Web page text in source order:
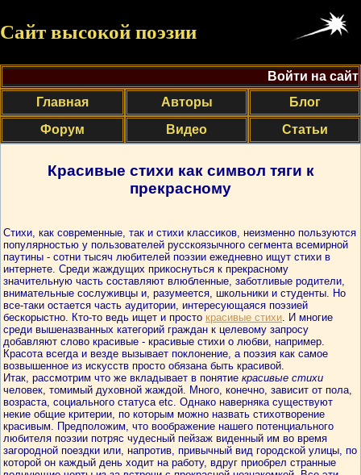
Сайт высокой поэзии
Войти на сайт
Главная
Авторы
Блог
Форум
Видео Статьи
Красивые стихи как символ тяги к
прекрасному
Стихи, как современные, так и стихи классиков, неизменно пользуются
популярностью у пользователей русскоязычного сегмента всемирной
паутины - сотни тысяч любителей поэзии ежедневно ищут стихи в
интернете. Среди жаждущих прикоснуться к прекрасному
значительную часть составляют влюбленные, заботливые родители,
внимательные сослуживцы и, разумеется, школьники и студенты. Но
все-таки остается часть аудитории, интересующаяся поэзией
бескорыстно. Кто-то ведь ищет и просто красивые стихи. И многие
среди вышеназванных категорий граждан к целевому запросу
добавляют слово красивые - красивые стихи о любви, например.
Красота всегда и везде вызывает поклонение, а поэзия как самое
возвышенное из искусств просто обязана быть красивой.
Итак, рассмотрим что же вкладывает в понятие красивые стихи
человек, томимый духовной жаждой. Много, конечно, зависит от пола,
возраста, социального статуса etс. Однако наверняка существуют
некие общие критерии, по которым можно назвать стихотворение
красивым. Предположим, что воображение нашего потенциального
любителя поэзии потряс чудесный пейзаж виденный им во время
загородной поездки или, напротив, привычный вид городской улицы, по
которой он каждый день ходит на работу, вдруг приобрел странные